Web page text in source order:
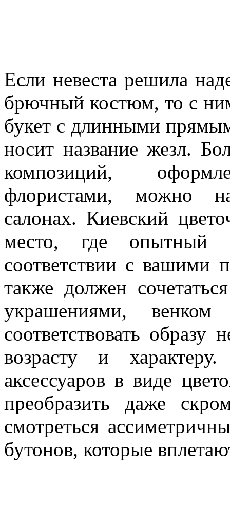
Если невеста решила
брючный костюм, то с
букет с длинными
носит название жезл.
композиций,
флористами, можно
салонах. Киевский
место, где опытный
соответствии с вашими
также должен
украшениями,
соответствовать образу
возрасту и
аксессуаров в виде
преобразить даже
смотреться
бутонов, которые